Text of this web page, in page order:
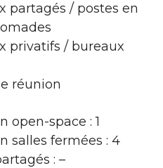
partagés / postes en
privatifs / bureaux
réunion
open-space : 1
salles fermées : 4
: –